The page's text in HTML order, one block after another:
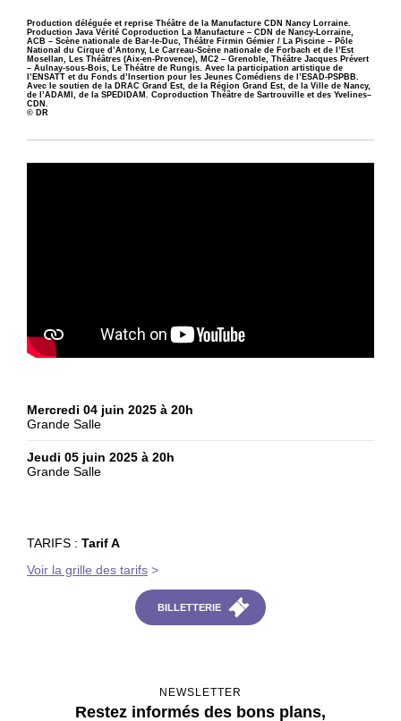
Production déléguée et reprise Théâtre de la Manufacture CDN Nancy Lorraine.
Production Java Vérité Coproduction La Manufacture – CDN de Nancy-Lorraine,
ACB – Scène nationale de Bar-le-Duc, Théâtre Firmin Gémier / La Piscine – Pôle
National du Cirque d’Antony, Le Carreau-Scène nationale de Forbach et de l’Est
Mosellan, Les Théâtres (Aix-en-Provence), MC2 – Grenoble, Théâtre Jacques Prévert
– Aulnay-sous-Bois, Le Théâtre de Rungis. Avec la participation artistique de
l’ENSATT et du Fonds d’Insertion pour les Jeunes Comédiens de l’ESAD-PSPBB.
Avec le soutien de la DRAC Grand Est, de la Région Grand Est, de la Ville de Nancy,
de l’ADAMI, de la SPEDIDAM. Coproduction Théâtre de Sartrouville et des Yvelines–
CDN.
© DR
Mercredi 04 juin 2025 à 20h
Grande Salle
Jeudi 05 juin 2025 à 20h
Grande Salle
TARIFS : Tarif A
Voir la grille des tarifs >
BILLETTERIE
NEWSLETTER
Restez informés des bons plans,